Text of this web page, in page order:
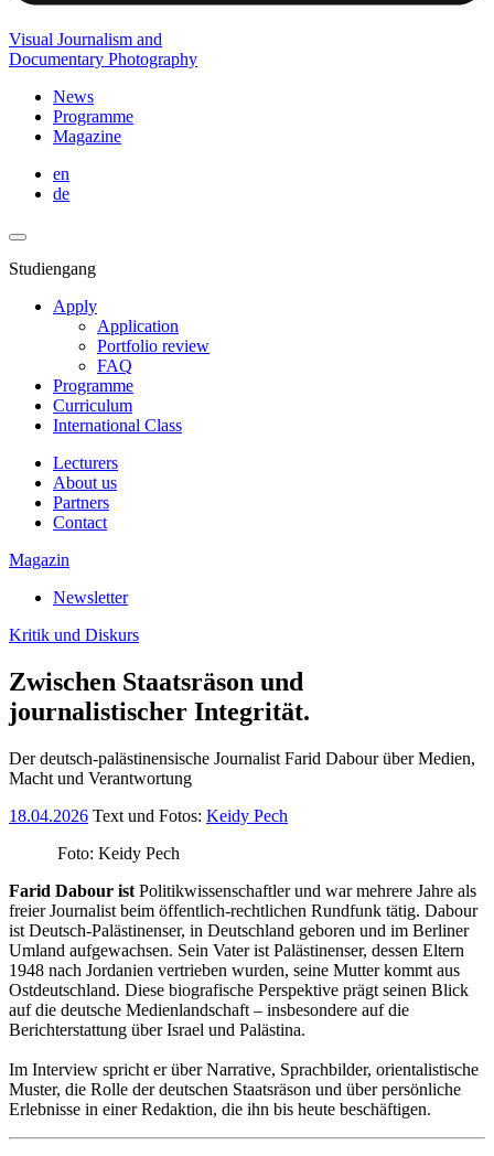
Visual Journalism and
Documentary Photography
News
Programme
Magazine
en
de
Studiengang
Apply
Application
Portfolio review
FAQ
Programme
Curriculum
International Class
Lecturers
About us
Partners
Contact
Magazin
Newsletter
Kritik und Diskurs
Zwischen Staatsräson und
journalistischer Integrität.
Der deutsch-palästinensische Journalist Farid Dabour über Medien,
Macht und Verantwortung
18.04.2026 Text und Fotos: Keidy Pech
Foto: Keidy Pech
Farid Dabour ist Politikwissenschaftler und war mehrere Jahre als
freier Journalist beim öffentlich-rechtlichen Rundfunk tätig. Dabour
ist Deutsch-Palästinenser, in Deutschland geboren und im Berliner
Umland aufgewachsen. Sein Vater ist Palästinenser, dessen Eltern
1948 nach Jordanien vertrieben wurden, seine Mutter kommt aus
Ostdeutschland. Diese biografische Perspektive prägt seinen Blick
auf die deutsche Medienlandschaft – insbesondere auf die
Berichterstattung über Israel und Palästina.
Im Interview spricht er über Narrative, Sprachbilder, orientalistische
Muster, die Rolle der deutschen Staatsräson und über persönliche
Erlebnisse in einer Redaktion, die ihn bis heute beschäftigen.